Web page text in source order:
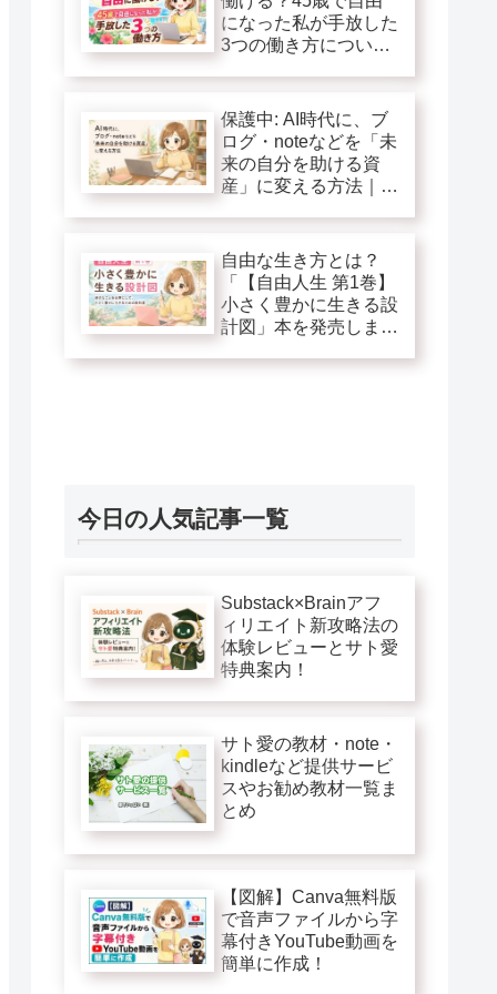
になった私が手放した
3つの働き方につい
保護中: AI時代に、ブ
ログ・noteなどを「未
来の自分を助ける資
産」に変える方法｜自
自由な生き方とは？
「【自由人生 第1巻】
小さく豊かに生きる設
計図」本を発売しま
今日の人気記事一覧
Substack×Brainアフ
ィリエイト新攻略法の
体験レビューとサト愛
特典案内！
サト愛の教材・note・
kindleなど提供サービ
スやお勧め教材一覧ま
とめ
【図解】Canva無料版
で音声ファイルから字
幕付きYouTube動画を
簡単に作成！